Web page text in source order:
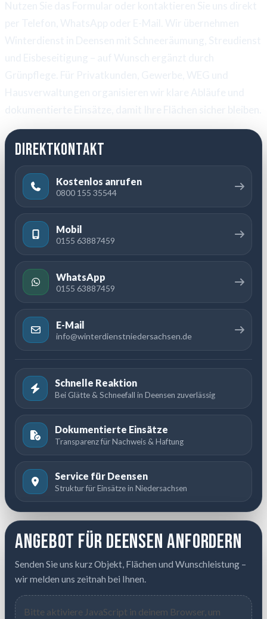
dokumentierte Einsätze, damit Ihre Flächen sicher bleiben.
Direktkontakt
Kostenlos anrufen
0800 155 35544
Mobil
0155 63887459
WhatsApp
0155 63887459
E-Mail
info@winterdienstniedersachsen.de
Schnelle Reaktion
Bei Glätte & Schneefall in Deensen zuverlässig
Dokumentierte Einsätze
Transparenz für Nachweis & Haftung
Service für Deensen
Struktur für Einsätze in Niedersachsen
Angebot für Deensen anfordern
Senden Sie uns kurz Objekt, Flächen und Wunschleistung –
wir melden uns zeitnah bei Ihnen.
Bitte aktiviere JavaScript in deinem Browser, um